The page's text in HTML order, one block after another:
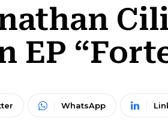
EP
WhatsApp